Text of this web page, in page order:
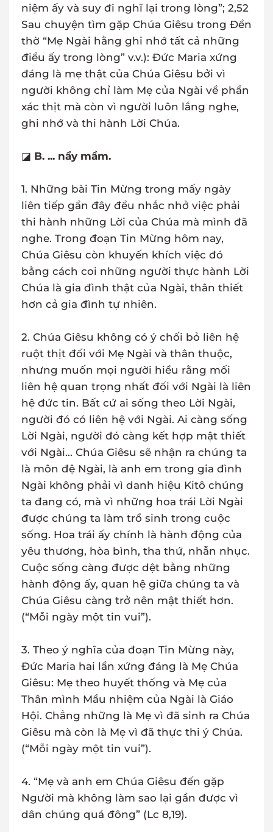
niệm ấy và suy đi nghĩ lại trong lòng”; 2,52
Sau chuyện tìm gặp Chúa Giêsu trong Đền
thờ “Mẹ Ngài hằng ghi nhớ tất cả những
điều ấy trong lòng” v.v.): Đức Maria xứng
đáng là mẹ thật của Chúa Giêsu bởi vì
người không chỉ làm Mẹ của Ngài về phần
xác thịt mà còn vì người luôn lắng nghe,
ghi nhớ và thi hành Lời Chúa.
◪ B. ... nẩy mầm.
1. Những bài Tin Mừng trong mấy ngày
liên tiếp gần đây đều nhắc nhở việc phải
thi hành những Lời của Chúa mà mình đã
nghe. Trong đoạn Tin Mừng hôm nay,
Chúa Giêsu còn khuyến khích việc đó
bằng cách coi những người thực hành Lời
Chúa là gia đình thật của Ngài, thân thiết
hơn cả gia đình tự nhiên.
2. Chúa Giêsu không có ý chối bỏ liên hệ
ruột thịt đối với Mẹ Ngài và thân thuộc,
nhưng muốn mọi người hiểu rằng mối
liên hệ quan trọng nhất đối với Ngài là liên
hệ đức tin. Bất cứ ai sống theo Lời Ngài,
người đó có liên hệ với Ngài. Ai càng sống
Lời Ngài, người đó càng kết hợp mật thiết
với Ngài... Chúa Giêsu sẽ nhận ra chúng ta
là môn đệ Ngài, là anh em trong gia đình
Ngài không phải vì danh hiệu Kitô chúng
ta đang có, mà vì những hoa trái Lời Ngài
được chúng ta làm trổ sinh trong cuộc
sống. Hoa trái ấy chính là hành động của
yêu thương, hòa bình, tha thứ, nhẫn nhục.
Cuộc sống càng được dệt bằng những
hành động ấy, quan hệ giữa chúng ta và
Chúa Giêsu càng trở nên mật thiết hơn.
(“Mỗi ngày một tin vui”).
3. Theo ý nghĩa của đoạn Tin Mừng này,
Đức Maria hai lần xứng đáng là Mẹ Chúa
Giêsu: Mẹ theo huyết thống và Mẹ của
Thân mình Mầu nhiệm của Ngài là Giáo
Hội. Chẳng những là Mẹ vì đã sinh ra Chúa
Giêsu mà còn là Mẹ vì đã thực thi ý Chúa.
(“Mỗi ngày một tin vui”).
4. “Mẹ và anh em Chúa Giêsu đến gặp
Người mà không làm sao lại gần được vì
dân chúng quá đông” (Lc 8,19).